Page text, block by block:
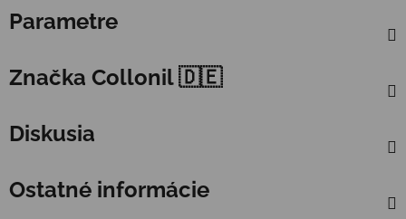
Parametre
Značka Collonil 🇩🇪
Diskusia
Ostatné informácie